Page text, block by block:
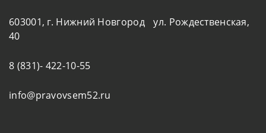
603001, г. Нижний Новгород ул. Рождественская,
40
8 (831)- 422-10-55
info@pravovsem52.ru